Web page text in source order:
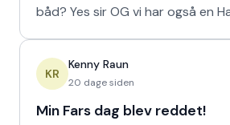
båd? Yes sir OG vi har også en Harley og en
KR
Kenny Raun
20 dage siden
Min Fars dag blev reddet!